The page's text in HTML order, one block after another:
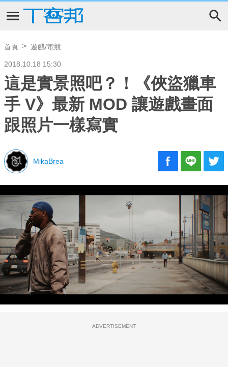
首頁 遊戲/電競
2018.10.18 15:30
這是實景照吧？！《俠盜獵車
手 V》最新 MOD 讓遊戲畫面
跟照片一樣寫實
MikaBrea
ADVERTISEMENT